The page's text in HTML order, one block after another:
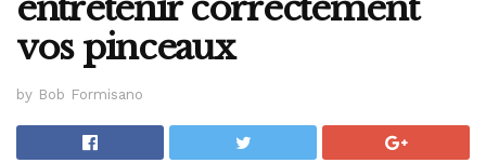
entretenir correctement
vos pinceaux
by Bob Formisano